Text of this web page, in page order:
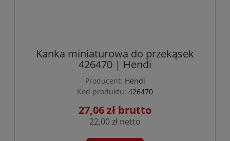
Kanka miniaturowa do przekąsek
426470 | Hendi
Producent: Hendi
Kod produktu: 426470
27,06 zł
22,00 zł